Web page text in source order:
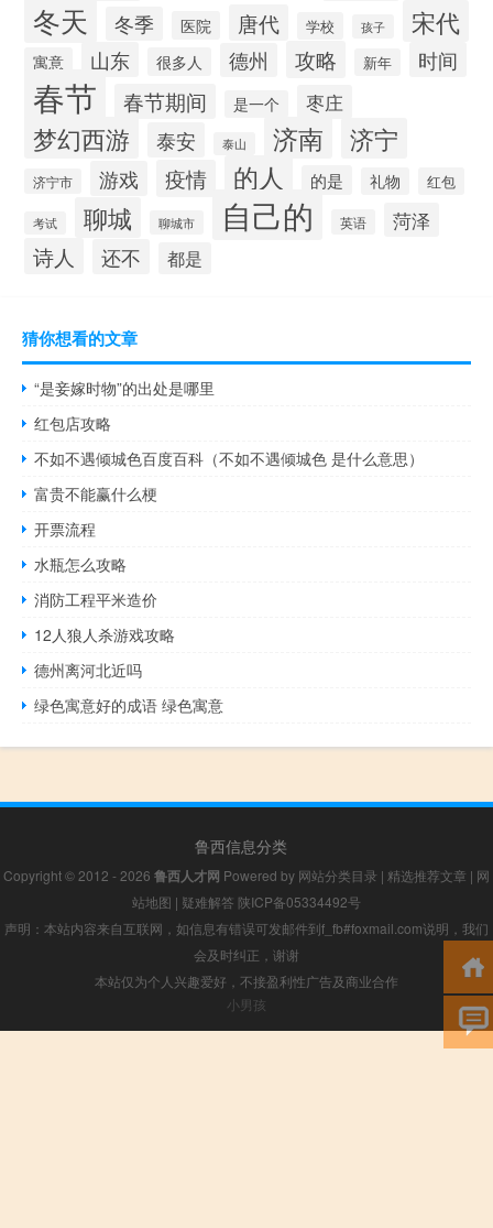
冬天 冬季 医院 唐代 学校 孩子 宋代
寓意 山东 很多人 德州 攻略 新年 时间
春节 春节期间 是一个 枣庄
梦幻西游 泰安 泰山 济南 济宁
济宁市 游戏 疫情 的人 的是 礼物 红包
考试 聊城 聊城市 自己的 英语 菏泽
诗人 还不 都是
猜你想看的文章
“是妾嫁时物”的出处是哪里
红包店攻略
不如不遇倾城色百度百科（不如不遇倾城色 是什么意思）
富贵不能赢什么梗
开票流程
水瓶怎么攻略
消防工程平米造价
12人狼人杀游戏攻略
德州离河北近吗
绿色寓意好的成语 绿色寓意
鲁西信息分类
Copyright © 2012 - 2026 鲁西人才网 Powered by 网站分类目录 | 精选推荐文章 | 网
站地图 | 疑难解答 陕ICP备05334492号
声明：本站内容来自互联网，如信息有错误可发邮件到f_fb#foxmail.com说明，我们
会及时纠正，谢谢
本站仅为个人兴趣爱好，不接盈利性广告及商业合作
小男孩